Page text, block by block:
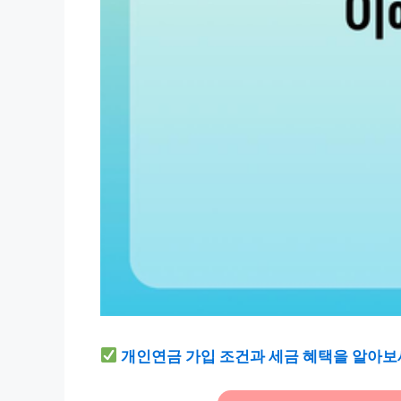
개인연금 가입 조건과 세금 혜택을 알아